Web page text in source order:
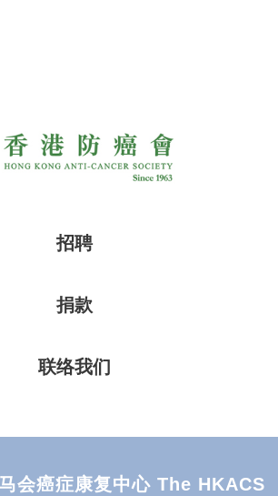
招聘
捐款
联络我们
会癌症康复中心 The HKACS